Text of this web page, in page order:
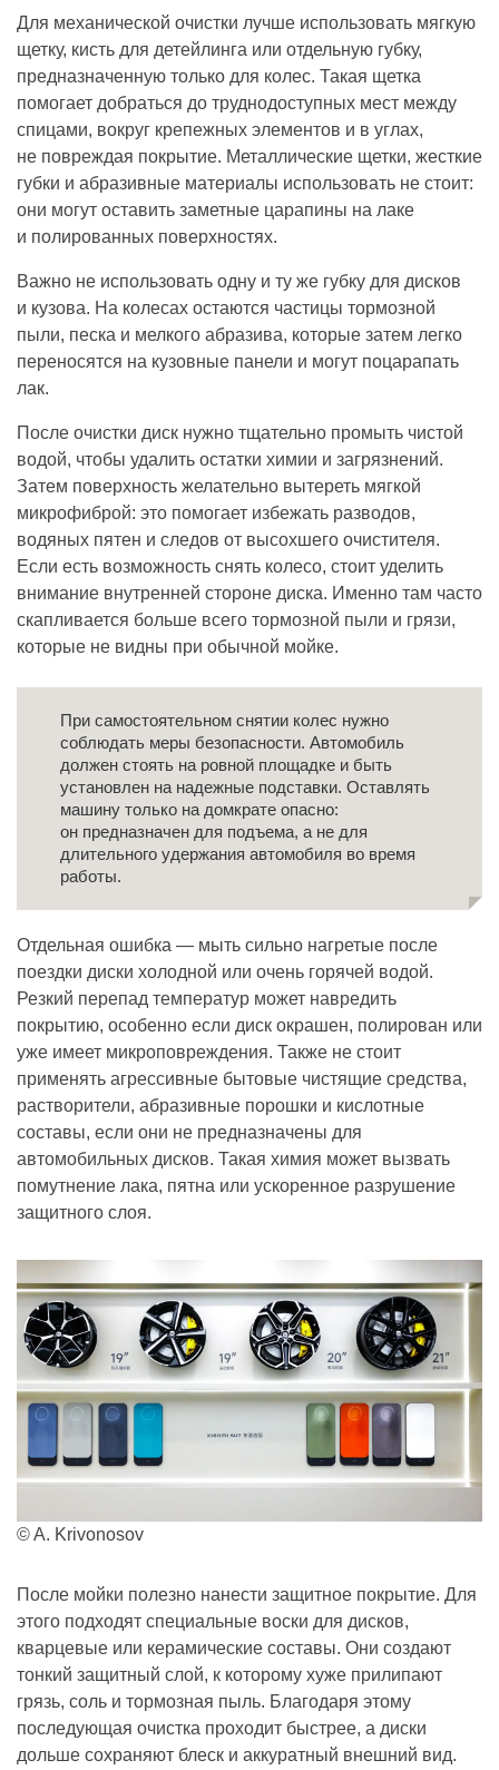
Для механической очистки лучше использовать мягкую
щетку, кисть для детейлинга или отдельную губку,
предназначенную только для колес. Такая щетка
помогает добраться до труднодоступных мест между
спицами, вокруг крепежных элементов и в углах,
не повреждая покрытие. Металлические щетки, жесткие
губки и абразивные материалы использовать не стоит:
они могут оставить заметные царапины на лаке
и полированных поверхностях.
Важно не использовать одну и ту же губку для дисков
и кузова. На колесах остаются частицы тормозной
пыли, песка и мелкого абразива, которые затем легко
переносятся на кузовные панели и могут поцарапать
лак.
После очистки диск нужно тщательно промыть чистой
водой, чтобы удалить остатки химии и загрязнений.
Затем поверхность желательно вытереть мягкой
микрофиброй: это помогает избежать разводов,
водяных пятен и следов от высохшего очистителя.
Если есть возможность снять колесо, стоит уделить
внимание внутренней стороне диска. Именно там часто
скапливается больше всего тормозной пыли и грязи,
которые не видны при обычной мойке.
При самостоятельном снятии колес нужно
соблюдать меры безопасности. Автомобиль
должен стоять на ровной площадке и быть
установлен на надежные подставки. Оставлять
машину только на домкрате опасно:
он предназначен для подъема, а не для
длительного удержания автомобиля во время
работы.
Отдельная ошибка — мыть сильно нагретые после
поездки диски холодной или очень горячей водой.
Резкий перепад температур может навредить
покрытию, особенно если диск окрашен, полирован или
уже имеет микроповреждения. Также не стоит
применять агрессивные бытовые чистящие средства,
растворители, абразивные порошки и кислотные
составы, если они не предназначены для
автомобильных дисков. Такая химия может вызвать
помутнение лака, пятна или ускоренное разрушение
защитного слоя.
© A. Krivonosov
После мойки полезно нанести защитное покрытие. Для
этого подходят специальные воски для дисков,
кварцевые или керамические составы. Они создают
тонкий защитный слой, к которому хуже прилипают
грязь, соль и тормозная пыль. Благодаря этому
последующая очистка проходит быстрее, а диски
дольше сохраняют блеск и аккуратный внешний вид.